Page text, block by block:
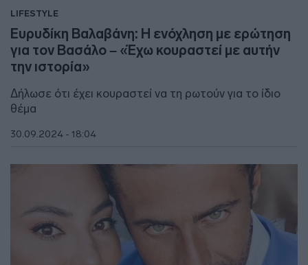
LIFESTYLE
Ευρυδίκη Βαλαβάνη: Η ενόχληση με ερώτηση
για τον Βασάλο – «Έχω κουραστεί με αυτήν
την ιστορία»
Δήλωσε ότι έχει κουραστεί να τη ρωτούν για το ίδιο
θέμα
30.09.2024 - 18:04